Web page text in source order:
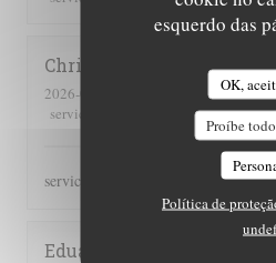
esquerdo das
OK,
Proíbe
Política de
Christine
2026-07-24
- 19:00 - guests 2
service
5/5 menu:5
service très attentif, excellente qualité
Eduard